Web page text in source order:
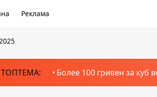
Реклама
ТОПТЕМА: Более 100 гривен за куб